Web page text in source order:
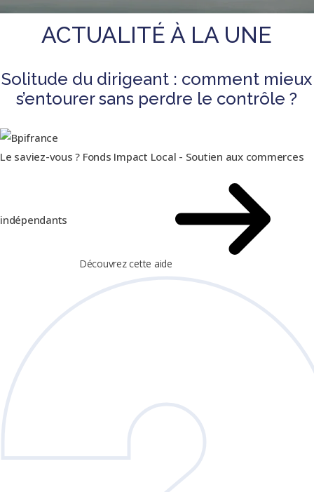
ACTUALITÉ À LA UNE
Solitude du dirigeant : comment mieux
s’entourer sans perdre le contrôle ?
Le saviez-vous ? Fonds Impact Local - Soutien aux commerces
indépendants
Découvrez cette aide